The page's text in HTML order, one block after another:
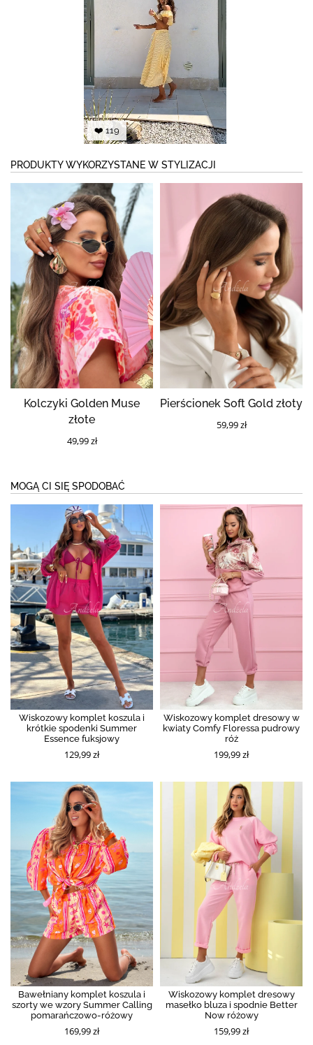
❤️ 119
PRODUKTY WYKORZYSTANE W STYLIZACJI
Kolczyki Golden Muse
złote
49,99 zł
Pierścionek Soft Gold złoty
59,99 zł
MOGĄ CI SIĘ SPODOBAĆ
Wiskozowy komplet koszula i
krótkie spodenki Summer
Essence fuksjowy
129,99 zł
Wiskozowy komplet dresowy w
kwiaty Comfy Floressa pudrowy
róż
199,99 zł
Bawełniany komplet koszula i
szorty we wzory Summer Calling
pomarańczowo-różowy
169,99 zł
Wiskozowy komplet dresowy
masełko bluza i spodnie Better
Now różowy
159,99 zł